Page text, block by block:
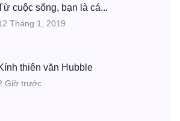
cuộc sống, bạn là cá...
Tháng 1, 2019
thiên văn Hubble
Giờ trước